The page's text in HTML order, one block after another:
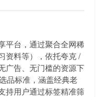
平台，通过聚合全网稀
资料等），依托夸克 /
广告、无门槛的资源下
品标准，涵盖经典老
持用户通过标签精准筛